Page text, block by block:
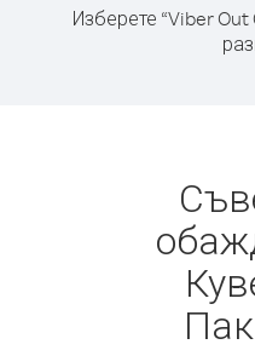
Изберете “Viber Out